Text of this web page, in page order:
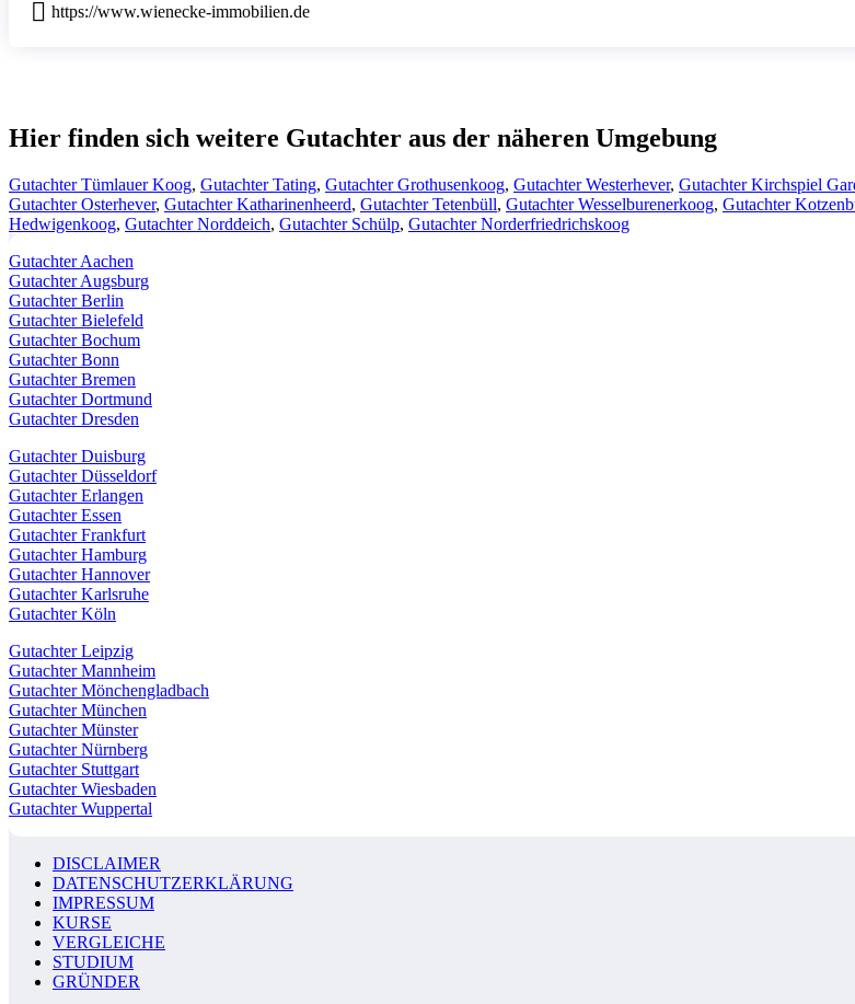
https://www.wienecke-immobilien.de
Hier finden sich weitere Gutachter aus der näheren Umgebung
Gutachter Tümlauer Koog, Gutachter Tating, Gutachter Grothusenkoog, Gutachter Westerhever, Gutachter Kirchspiel
Gutachter Osterhever, Gutachter Katharinenheerd, Gutachter Tetenbüll, Gutachter Wesselburenerkoog, Gutachter
Hedwigenkoog, Gutachter Norddeich, Gutachter Schülp, Gutachter Norderfriedrichskoog
Gutachter Aachen
Gutachter Augsburg
Gutachter Berlin
Gutachter Bielefeld
Gutachter Bochum
Gutachter Bonn
Gutachter Bremen
Gutachter Dortmund
Gutachter Dresden
Gutachter Duisburg
Gutachter Düsseldorf
Gutachter Erlangen
Gutachter Essen
Gutachter Frankfurt
Gutachter Hamburg
Gutachter Hannover
Gutachter Karlsruhe
Gutachter Köln
Gutachter Leipzig
Gutachter Mannheim
Gutachter Mönchengladbach
Gutachter München
Gutachter Münster
Gutachter Nürnberg
Gutachter Stuttgart
Gutachter Wiesbaden
Gutachter Wuppertal
DISCLAIMER
DATENSCHUTZERKLÄRUNG
IMPRESSUM
KURSE
VERGLEICHE
STUDIUM
GRÜNDER